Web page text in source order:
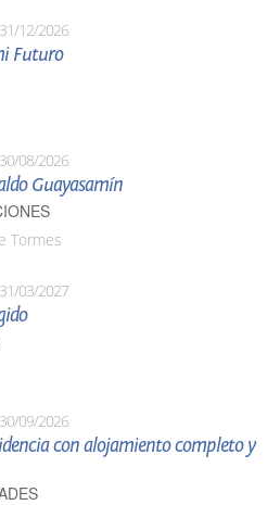
31/12/2026
Futuro
30/08/2026
Guayasamín
Tormes
31/03/2027
30/09/2026
con alojamiento completo y